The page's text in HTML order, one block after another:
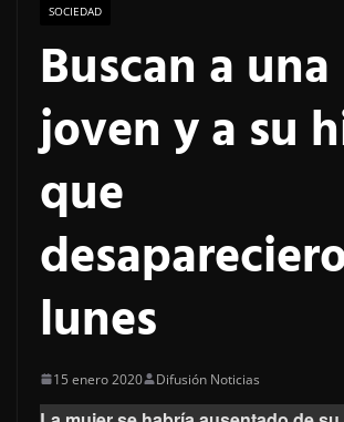
SOCIEDAD
Buscan a una
joven y a su
que
lunes
15 enero 2020 Difusión Noticias